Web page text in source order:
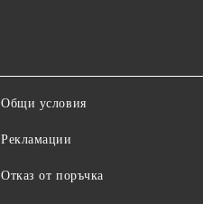
Общи условия
Рекламации
Отказ от поръчка